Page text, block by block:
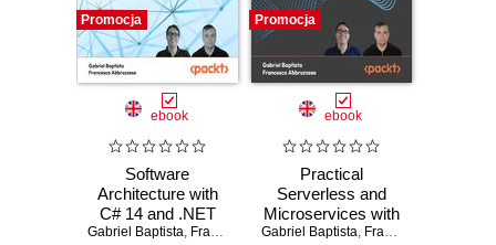
Promocja
ebook
Software
Architecture with
C# 14 and .NET
10. Build enterprise
Gabriel Baptista, Francesco Abbruzzese
Promocja
ebook
Practical
Serverless and
Microservices with
C#. Build resilient
Gabriel Baptista, Francesco Abbruzzese